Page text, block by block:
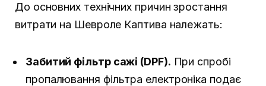
До основних технічних причин зростання
витрати на Шевроле Каптива належать:
Забитий фільтр сажі (DPF). При спробі
пропалювання фільтра електроніка подає